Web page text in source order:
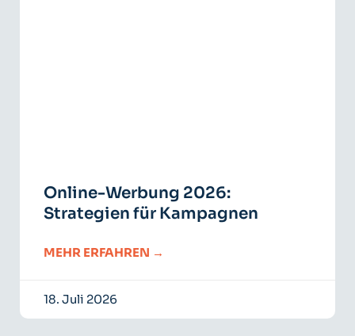
Online-Werbung 2026:
Strategien für Kampagnen
MEHR ERFAHREN →
18. Juli 2026